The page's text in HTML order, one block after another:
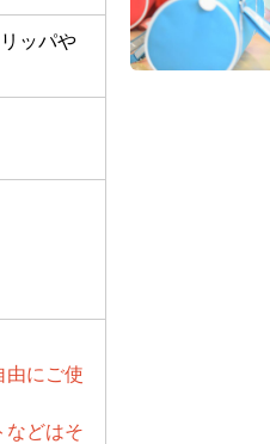
ッパや
由にご使
などはそ